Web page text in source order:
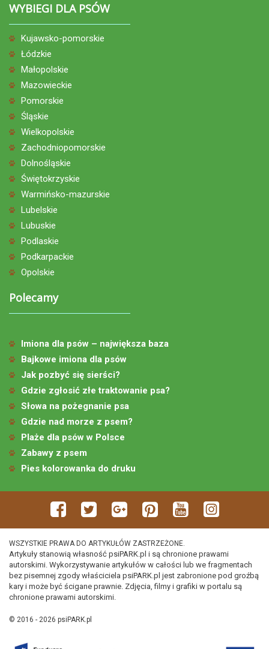
WYBIEGI DLA PSÓW
Kujawsko-pomorskie
Łódzkie
Małopolskie
Mazowieckie
Pomorskie
Śląskie
Wielkopolskie
Zachodniopomorskie
Dolnośląskie
Świętokrzyskie
Warmińsko-mazurskie
Lubelskie
Lubuskie
Podlaskie
Podkarpackie
Opolskie
Polecamy
Imiona dla psów – największa baza
Bajkowe imiona dla psów
Jak pozbyć się sierści?
Gdzie zgłosić złe traktowanie psa?
Słowa na pożegnanie psa
Gdzie nad morze z psem?
Plaże dla psów w Polsce
Zabawy z psem
Pies kolorowanka do druku
WSZYSTKIE PRAWA DO ARTYKUŁÓW ZASTRZEŻONE.
Artykuły stanowią własność psiPARK.pl i są chronione prawami
autorskimi. Wykorzystywanie artykułów w całości lub we fragmentach
bez pisemnej zgody właściciela psiPARK.pl jest zabronione pod groźbą
kary i może być ścigane prawnie. Zdjęcia, filmy i grafiki w portalu są
chronione prawami autorskimi.
© 2016 - 2026 psiPARK.pl